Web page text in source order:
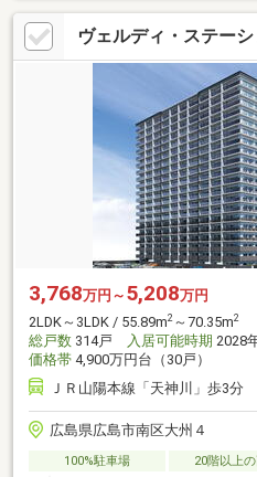
ヴェルディ・ステー
3,768万円～ 5,208万円
2LDK～3LDK / 55.89m2 ～70.35m2
総戸数 314戸 入居可能時期 2028
価格帯 4,900万円台（30戸）
ＪＲ山陽本線「天神川」歩3分
広島県広島市南区大州４
100%駐車場 20階以上